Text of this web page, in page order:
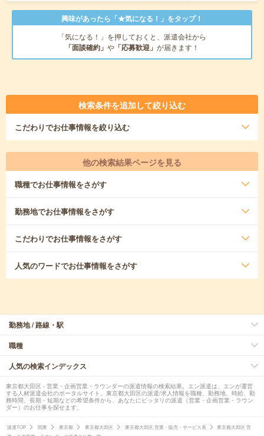
興味があったら「★気になる！」をタップ！
「気になる！」を押しておくと、派遣会社から
「面談確約」 や 「応募歓迎」 が届きます！
検索条件を追加して絞り込む
こだわりでお仕事情報を絞り込む
他の検索結果ページを見る
職種でお仕事情報をさがす
勤務地でお仕事情報をさがす
こだわりでお仕事情報をさがす
人気のワードでお仕事情報をさがす
勤務地 / 路線・駅
職種
人気の検索インデックス
東京都大田区 - 営業・企画営業・ラウンダーの派遣情報の検索結果。エン派遣は、エンが運営
する人材派遣会社のポータルサイト。東京都大田区の派遣/求人情報を職種、勤務地、時給、勤
務時間、長期・短期などの希望条件から、あなたにピッタリの派遣（営業・企画営業・ラウン
ダー）のお仕事を探せます。
派遣TOP 関東 東京都 東京都大田区 東京都大田区 営業・販売・サービス系
東京都大田区 営